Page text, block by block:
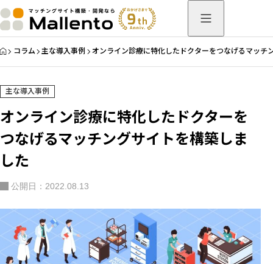
HOME
コラム 主な導入事例 オンライン診療に特化したドクターをつなげるマッチ
主な導入事例
オンライン診療に特化したドクターを
つなげるマッチングサイトを構築しま
した
公開日：2022.08.13